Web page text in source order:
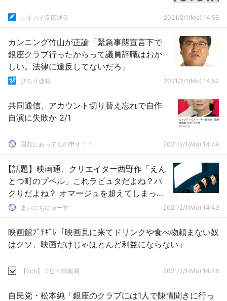
カイカイ反応通信 2021/2/1(Mo) 14:55
カンニング竹山が正論「緊急事態宣言下で
銀座クラブ行ったからって議員辞職はおか
しい。法律に違反してないだろ」
ぴろり速報 2021/2/1(Mo) 14:52
共同通信、アカウント切り替え忘れで自作
自演に失敗か 2/1
国難にあってもの申す！！ 2021/2/1(Mo) 14:49
【話題】映画通、クリエイター西野作「えん
とつ町のプペル」これラピュタだよね？パ
クりだよね？ オマージュを超えてしまった
と話題に
まいにちにゅーす 2021/2/1(Mo) 14:49
映画館ﾌﾞﾁｷﾞﾚ「映画見に来てドリンクや食べ物頼まない奴
はクソ、映画だけじゃほとんど利益にならない」
【2ch】コピペ情報局 2021/2/1(Mo) 14:48
自民党・松本純「銀座のクラブには1人で陳情聞きに行っ